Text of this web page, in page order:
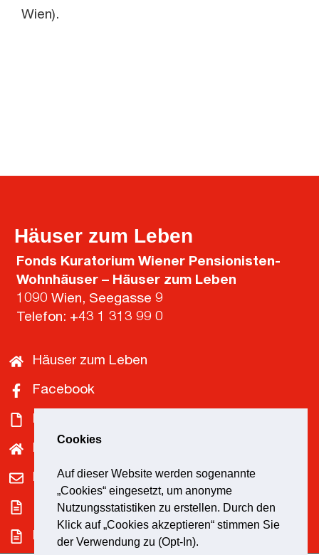
Cookies
Auf dieser Website werden sogenannte
„Cookies“ eingesetzt, um anonyme
Nutzungsstatistiken zu erstellen. Durch den
Klick auf „Cookies akzeptieren“ stimmen Sie
der Verwendung zu (Opt-In).
Wien).
Häuser zum Leben
Fonds Kuratorium Wiener Pensionisten-
Wohnhäuser – Häuser zum Leben
1090 Wien, Seegasse 9
Telefon: +43 1 313 99 0
Häuser zum Leben
Facebook
Kontakt
Impressum
Datenschutz